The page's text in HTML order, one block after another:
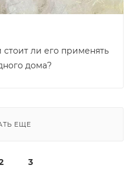
ли его применять
дома?
ЕЩЕ
3